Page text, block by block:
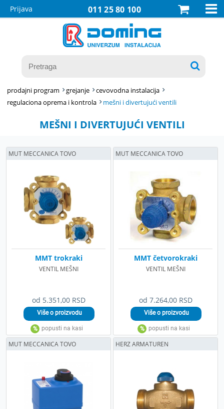
011 25 80 100
Prijava 

prodajni program grejanje
cevovodna instalacija
regulaciona oprema i kontrola
mešni i divertujući ventili
MEŠNI I DIVERTUJUĆI VENTILI
od 5.351,00 RSD
MMT trokraki
VENTIL MEŠNI
MUT MECCANICA TOVO
od 7.264,00 RSD
MMT četvorokraki
VENTIL MEŠNI
MUT MECCANICA TOVO
MUT MECCANICA TOVO HERZ ARMATUREN